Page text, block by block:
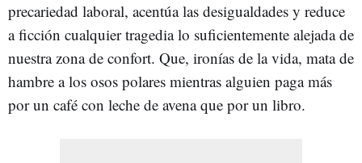
precariedad laboral, acentúa las desigualdades y reduce
a ficción cualquier tragedia lo suficientemente alejada de
nuestra zona de confort. Que, ironías de la vida, mata de
hambre a los osos polares mientras alguien paga más
por un café con leche de avena que por un libro.